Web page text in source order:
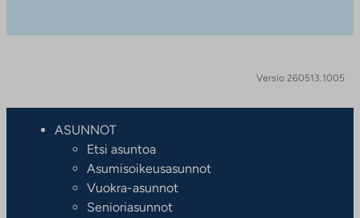
Versio 260513.1005
ASUNNOT
Etsi asuntoa
Asumisoikeusasunnot
Vuokra-asunnot
Senioriasunnot